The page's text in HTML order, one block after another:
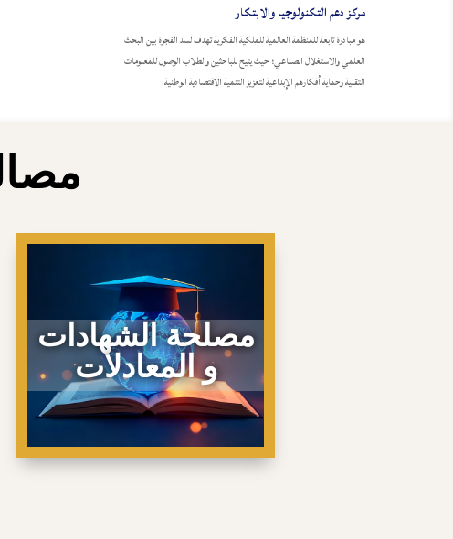
مركز دعم التكنولوجيا والابتكار
هو مبادرة تابعة للمنظمة العالمية للملكية الفكرية تهدف لسد الفجوة بين البحث
العلمي والاستغلال الصناعي؛ حيث يتيح للباحثين والطلاب الوصول للمعلومات
التقنية وحماية أفكارهم الإبداعية لتعزيز التنمية الاقتصادية الوطنية.
مصلحة الشهادات
و المعادلات